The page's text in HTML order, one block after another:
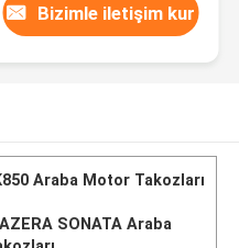
Bizimle iletişim kur
Araba Motor Takozları
SONATA Araba